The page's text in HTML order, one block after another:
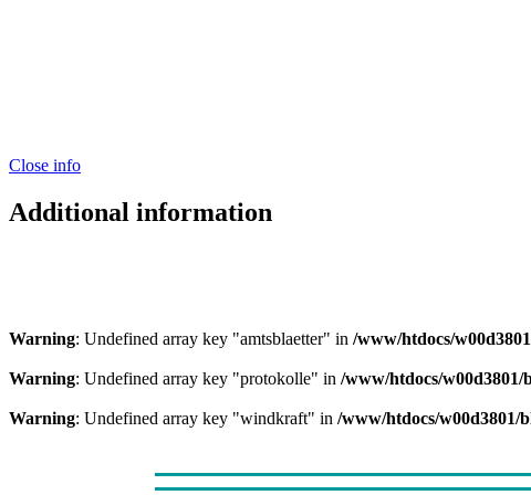
Close info
Additional information
Warning: Undefined array key "amtsblaetter" in /www/htdocs/
Warning: Undefined array key "protokolle" in /www/htdocs/
Warning: Undefined array key "windkraft" in /www/htdocs/w00d3801/